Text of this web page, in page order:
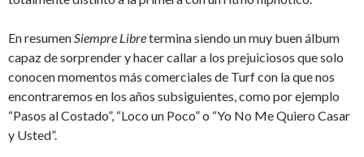
En resumenSiempre Libretermina siendo un muy buen álbum
capaz de sorprender y hacer callar a los prejuiciosos que solo
conocen momentos más comerciales de Turf con la que nos
encontraremos en los años subsiguientes, como por ejemplo
“Pasos al Costado”, “Loco un Poco” o “Yo No Me Quiero Casar
y Usted”.